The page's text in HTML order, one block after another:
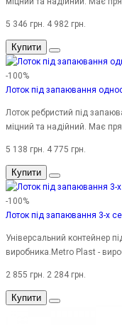
5 346 грн. 4 982 грн.
Купити
-100%
Лоток під запаювання
Лоток ребристий під
міцний та надійний. Має пря..
5 138 грн. 4 775 грн.
Купити
-100%
Лоток під запаювання 3-х
Універсальний контейнер
виробника.Metro Plast -
2 855 грн. 2 284 грн.
Купити